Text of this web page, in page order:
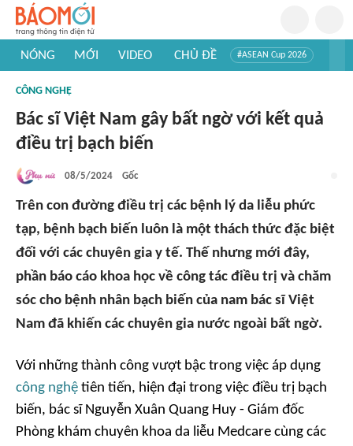
NÓNG MỚI VIDEO CHỦ ĐỀ #ASEAN Cup 2026
#Khám phá thế giới
CÔNG NGHỆ
Bác sĩ Việt Nam gây bất ngờ với kết quả
điều trị bạch biến
08/5/2024 Gốc
Trên con đường điều trị các bệnh lý da liễu phức
tạp, bệnh bạch biến luôn là một thách thức đặc biệt
đối với các chuyên gia y tế. Thế nhưng mới đây,
phần báo cáo khoa học về công tác điều trị và chăm
sóc cho bệnh nhân bạch biến của nam bác sĩ Việt
Nam đã khiến các chuyên gia nước ngoài bất ngờ.
Với những thành công vượt bậc trong việc áp dụng
công nghệ tiên tiến, hiện đại trong việc điều trị bạch
biến, bác sĩ Nguyễn Xuân Quang Huy - Giám đốc
Phòng khám chuyên khoa da liễu Medcare cùng các